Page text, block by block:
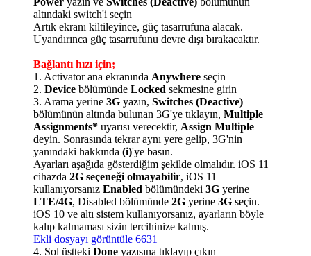
altındaki switch'i seçin
Artık ekranı kiltileyince, güç tasarrufuna alacak.
Uyandırınca güç tasarrufunu devre dışı bırakacaktır.
Bağlantı hızı için;
1. Activator ana ekranında Anywhere seçin
2. Device bölümünde Locked sekmesine girin
3. Arama yerine 3G yazın, Switches (Deactive)
bölümünün altında bulunan 3G'ye tıklayın, Multiple
Assignments* uyarısı verecektir, Assign Multiple
deyin. Sonrasında tekrar aynı yere gelip, 3G'nin
yanındaki hakkında (i)'ye basın.
Ayarları aşağıda gösterdiğim şekilde olmalıdır. iOS 11
cihazda 2G seçeneği olmayabilir, iOS 11
kullanıyorsanız Enabled bölümündeki 3G yerine
LTE/4G, Disabled bölümünde 2G yerine 3G seçin.
iOS 10 ve altı sistem kullanıyorsanız, ayarların böyle
kalıp kalmaması sizin tercihinize kalmış.
Ekli dosyayı görüntüle 6631
4. Sol üstteki Done yazısına tıklayıp çıkın